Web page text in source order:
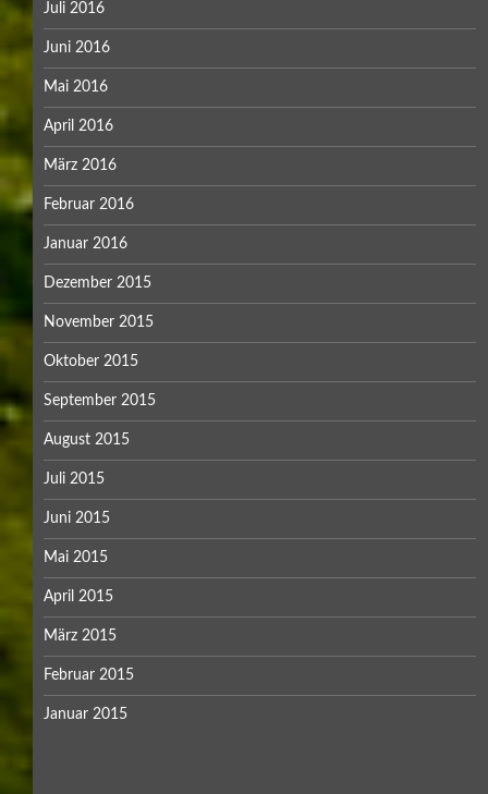
Juli 2016
Juni 2016
Mai 2016
April 2016
März 2016
Februar 2016
Januar 2016
Dezember 2015
November 2015
Oktober 2015
September 2015
August 2015
Juli 2015
Juni 2015
Mai 2015
April 2015
März 2015
Februar 2015
Januar 2015